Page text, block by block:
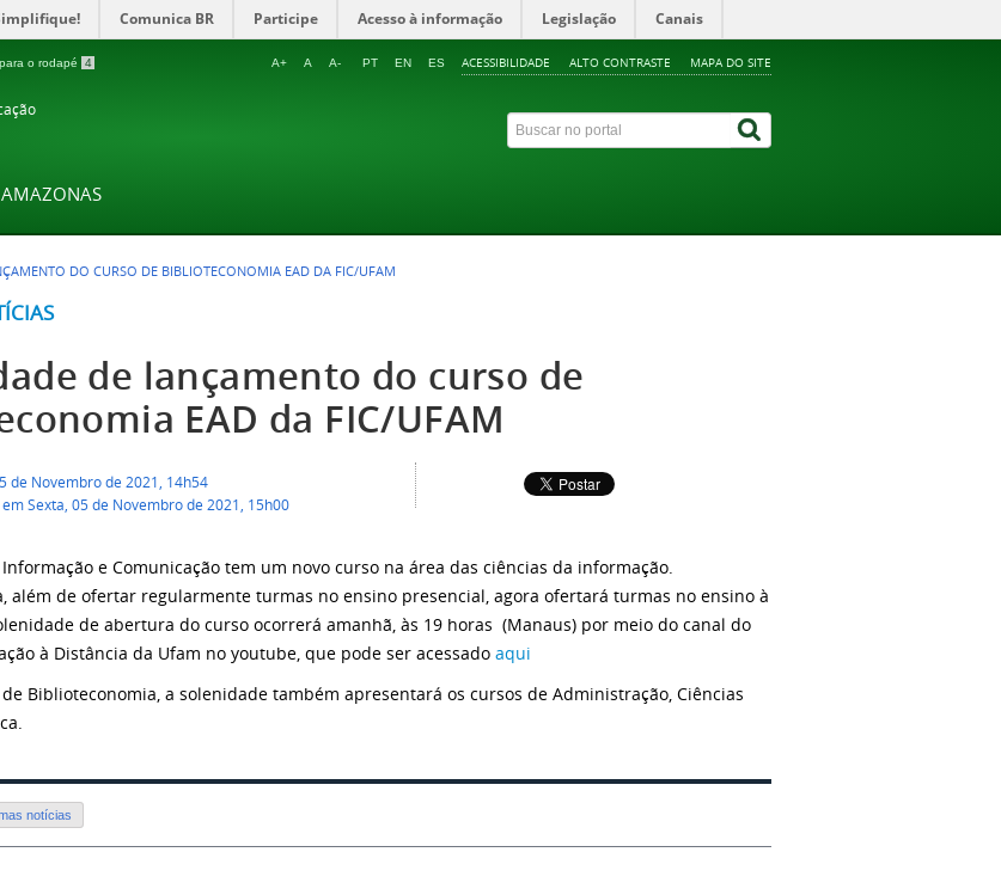
Comunica BR Participe Acesso à informação Legislação Canais
o rodapé 4 ACESSIBILIDADE ALTO CONTRASTE MAPA DO SITE
A+ A A- PT EN ES
AMAZONAS
DO CURSO DE BIBLIOTECONOMIA EAD DA FIC/UFAM
de lançamento do curso de
EAD da FIC/UFAM
de Novembro de 2021, 14h54
Sexta, 05 de Novembro de 2021, 15h00
e Comunicação tem um novo curso na área das ciências da informação.
além de ofertar regularmente turmas no ensino presencial, agora ofertará turmas no ensino à
de abertura do curso ocorrerá amanhã, às 19 horas (Manaus) por meio do canal do
à Distância da Ufam no youtube, que pode ser acessado aqui
Biblioteconomia, a solenidade também apresentará os cursos de Administração, Ciências
notícias